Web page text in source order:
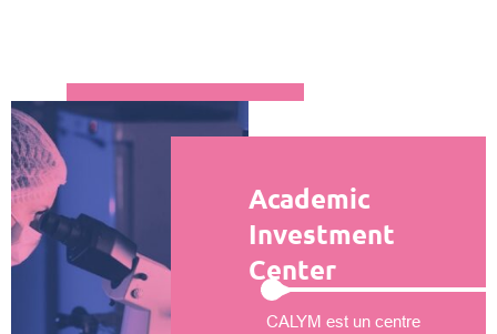
Academic
Investment
Center
CALYM est un centre